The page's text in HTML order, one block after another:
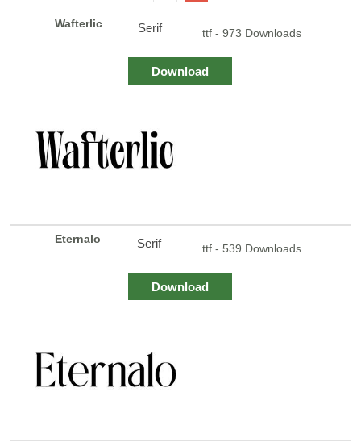
Wafterlic Serif ttf - 973 Downloads
Download
Eternalo Serif ttf - 539 Downloads
Download